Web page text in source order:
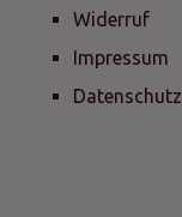
Widerruf
Impressum
Datenschutz